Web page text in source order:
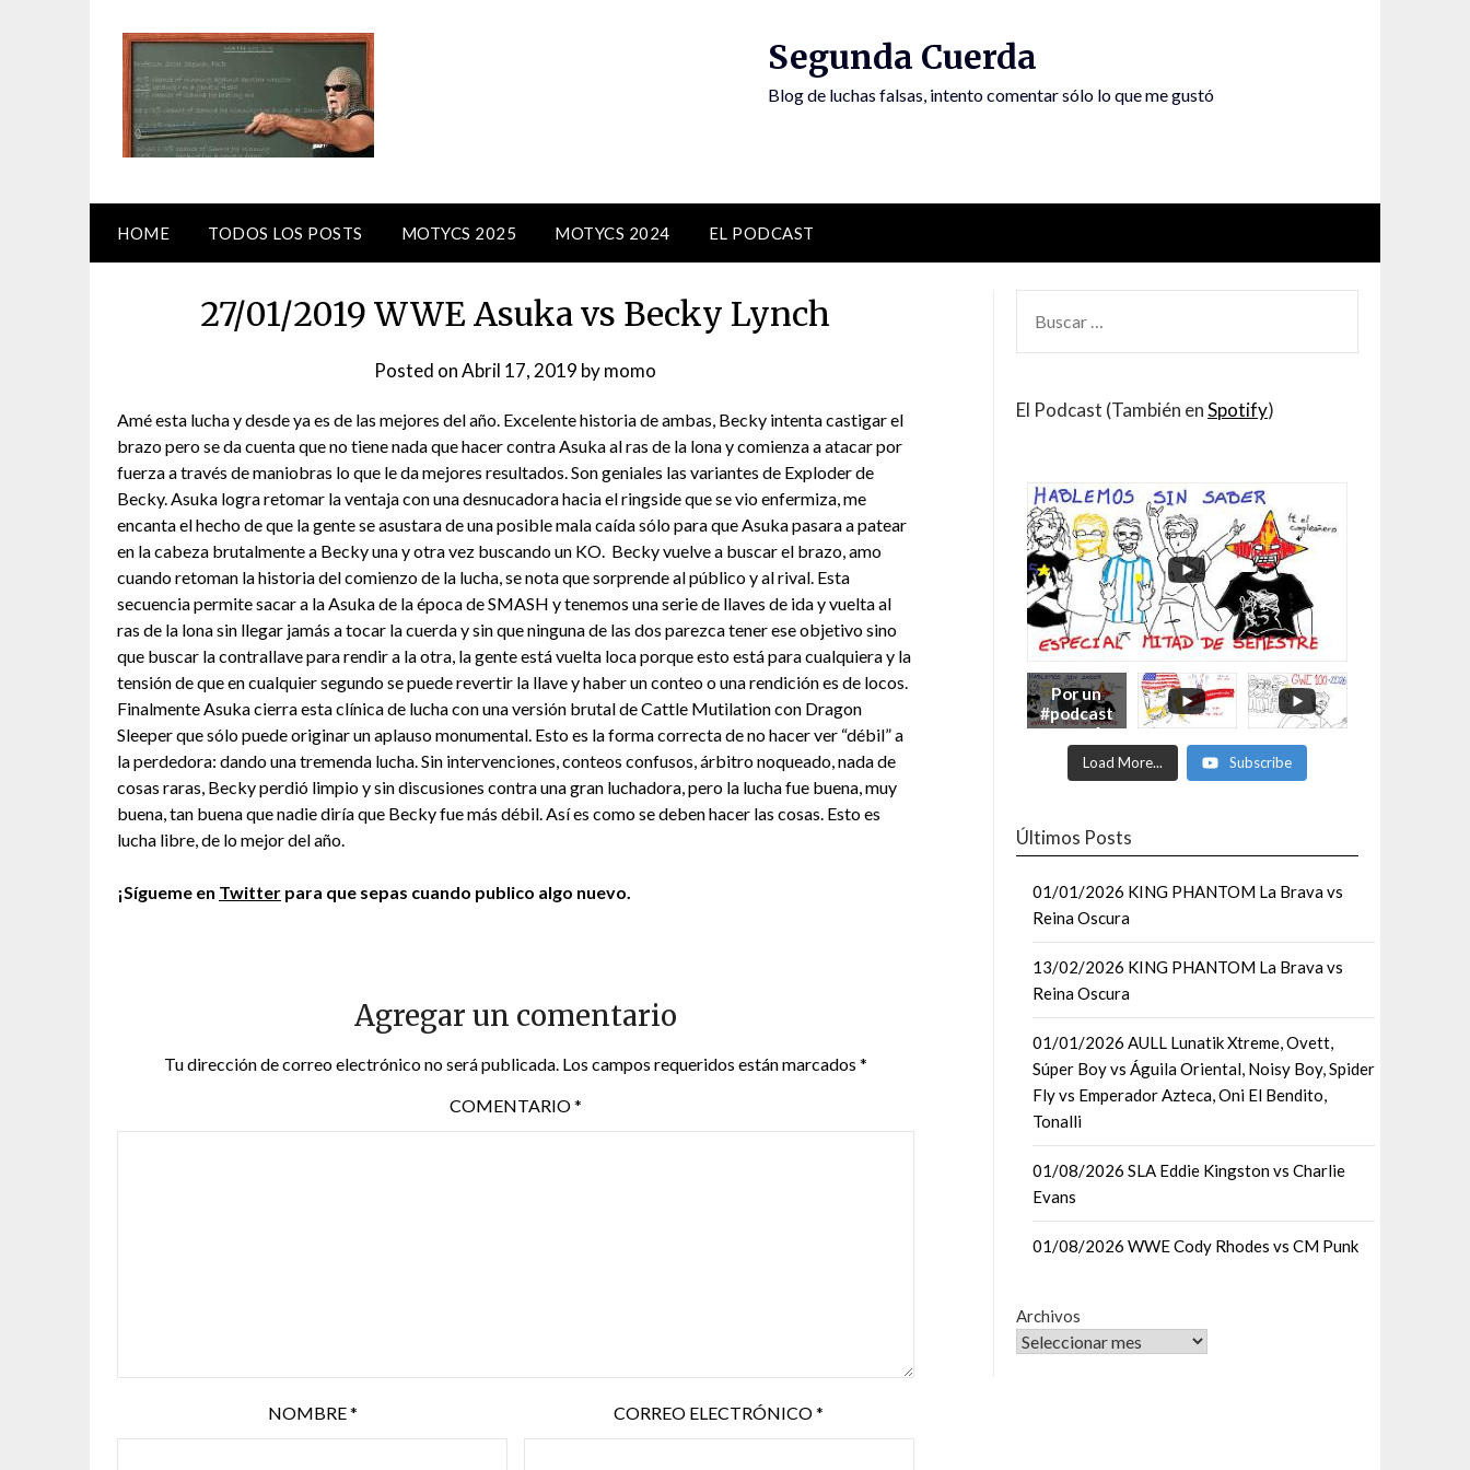
Segunda Cuerda
Blog de luchas falsas, intento comentar sólo lo que me gustó
HOME TODOS LOS POSTS MOTYCS 2025 MOTYCS 2024 EL PODCAST
27/01/2019 WWE Asuka vs Becky Lynch
Posted onAbril 17, 2019 bymomo
Amé esta lucha y desde ya es de las mejores del año. Excelente historia de ambas, Becky intenta castigar el
brazo pero se da cuenta que no tiene nada que hacer contra Asuka al ras de la lona y comienza a atacar por
fuerza a través de maniobras lo que le da mejores resultados. Son geniales las variantes de Exploder de
Becky. Asuka logra retomar la ventaja con una desnucadora hacia el ringside que se vio enfermiza, me
encanta el hecho de que la gente se asustara de una posible mala caída sólo para que Asuka pasara a patear
en la cabeza brutalmente a Becky una y otra vez buscando un KO. Becky vuelve a buscar el brazo, amo
cuando retoman la historia del comienzo de la lucha, se nota que sorprende al público y al rival. Esta
secuencia permite sacar a la Asuka de la época de SMASH y tenemos una serie de llaves de ida y vuelta al
ras de la lona sin llegar jamás a tocar la cuerda y sin que ninguna de las dos parezca tener ese objetivo sino
que buscar la contrallave para rendir a la otra, la gente está vuelta loca porque esto está para cualquiera y la
tensión de que en cualquier segundo se puede revertir la llave y haber un conteo o una rendición es de locos.
Finalmente Asuka cierra esta clínica de lucha con una versión brutal de Cattle Mutilation con Dragon
Sleeper que sólo puede originar un aplauso monumental. Esto es la forma correcta de no hacer ver “débil” a
la perdedora: dando una tremenda lucha. Sin intervenciones, conteos confusos, árbitro noqueado, nada de
cosas raras, Becky perdió limpio y sin discusiones contra una gran luchadora, pero la lucha fue buena, muy
buena, tan buena que nadie diría que Becky fue más débil. Así es como se deben hacer las cosas. Esto es
lucha libre, de lo mejor del año.
¡Sígueme en Twitter para que sepas cuando publico algo nuevo.
Agregar un comentario
Tu dirección de correo electrónico no será publicada. Los campos requeridos están marcados *
COMENTARIO*
NOMBRE* CORREO ELECTRÓNICO*
POR:
El Podcast (También enSpotify)
Por un
#podcast
con más
Moonsaul
ts #93:
MITAD
DE AÑO
Load More... Subscribe
Últimos Posts
01/01/2026 KING PHANTOM La Brava vs
Reina Oscura
13/02/2026 KING PHANTOM La Brava vs
Reina Oscura
01/01/2026 AULL Lunatik Xtreme, Ovett,
Súper Boy vs Águila Oriental, Noisy Boy, Spider
Fly vs Emperador Azteca, Oni El Bendito,
Tonalli
01/08/2026 SLA Eddie Kingston vs Charlie
Evans
01/08/2026 WWE Cody Rhodes vs CM Punk
Archivos